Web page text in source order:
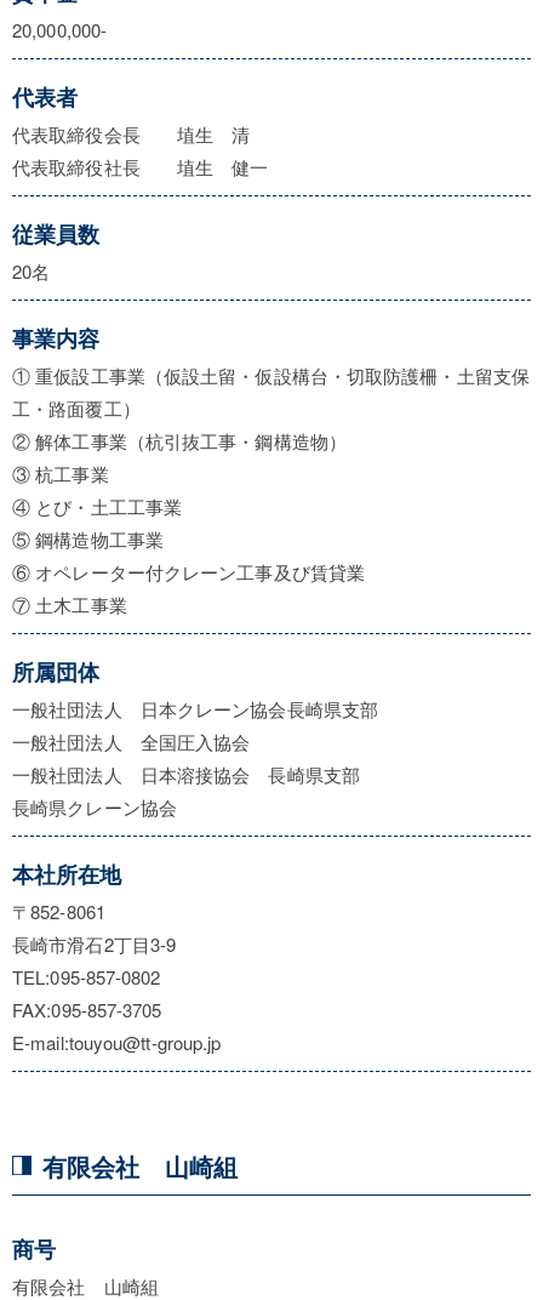
20,000,000-
代表者
代表取締役会長 埴生 清
代表取締役社長 埴生 健一
従業員数
20名
事業内容
① 重仮設工事業（仮設土留・仮設構台・切取防護柵・土留支保
工・路面覆工）
② 解体工事業（杭引抜工事・鋼構造物）
③ 杭工事業
④ とび・土工工事業
⑤ 鋼構造物工事業
⑥ オペレーター付クレーン工事及び賃貸業
⑦ 土木工事業
所属団体
一般社団法人 日本クレーン協会長崎県支部
一般社団法人 全国圧入協会
一般社団法人 日本溶接協会 長崎県支部
長崎県クレーン協会
本社所在地
〒852-8061
長崎市滑石2丁目3-9
TEL:095-857-0802
FAX:095-857-3705
E-mail:touyou@tt-group.jp
有限会社 山崎組
商号
有限会社 山崎組